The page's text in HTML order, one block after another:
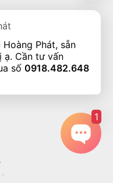
Phát, sẵn
ạ. Cần tư vấn
số 0918.482.648
1